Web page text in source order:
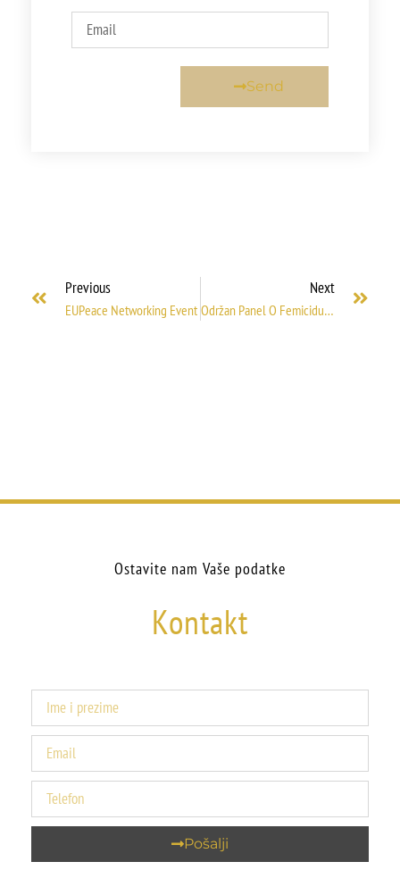
Send
Previous
EUPeace Networking Event
Next
Održan Panel O Femicidu I Krivičnom Zakonodavstvu
Ostavite nam Vaše podatke
Kontakt
Pošalji